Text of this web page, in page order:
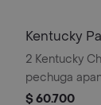
Kentucky
2 Kentucky
pechuga apanado, pepinillos,
mayonesa
$ 60.700